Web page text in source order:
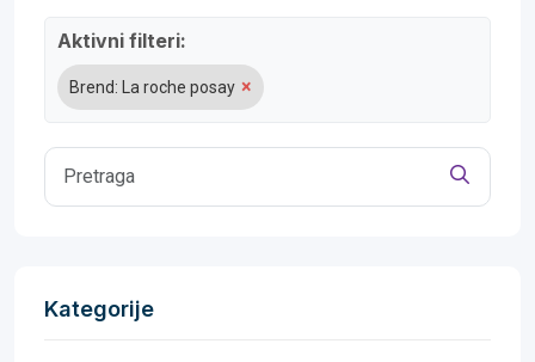
Aktivni filteri:
Brend: La roche posay ×
Kategorije